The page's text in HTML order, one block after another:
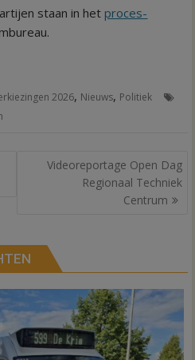
staan in hetproces-
2026, Nieuws, Politiek
Videoreportage Open Dag
Regionaal Techniek
Centrum